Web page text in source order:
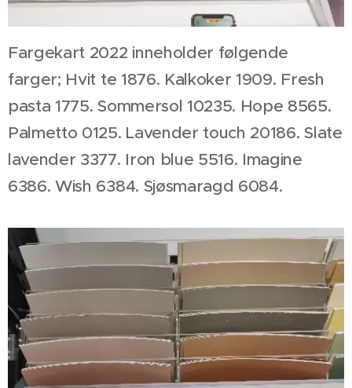
Fargekart 2022 inneholder følgende
farger; Hvit te 1876. Kalkoker 1909. Fresh
pasta 1775. Sommersol 10235. Hope 8565.
Palmetto 0125. Lavender touch 20186. Slate
lavender 3377. Iron blue 5516. Imagine
6386. Wish 6384. Sjøsmaragd 6084.